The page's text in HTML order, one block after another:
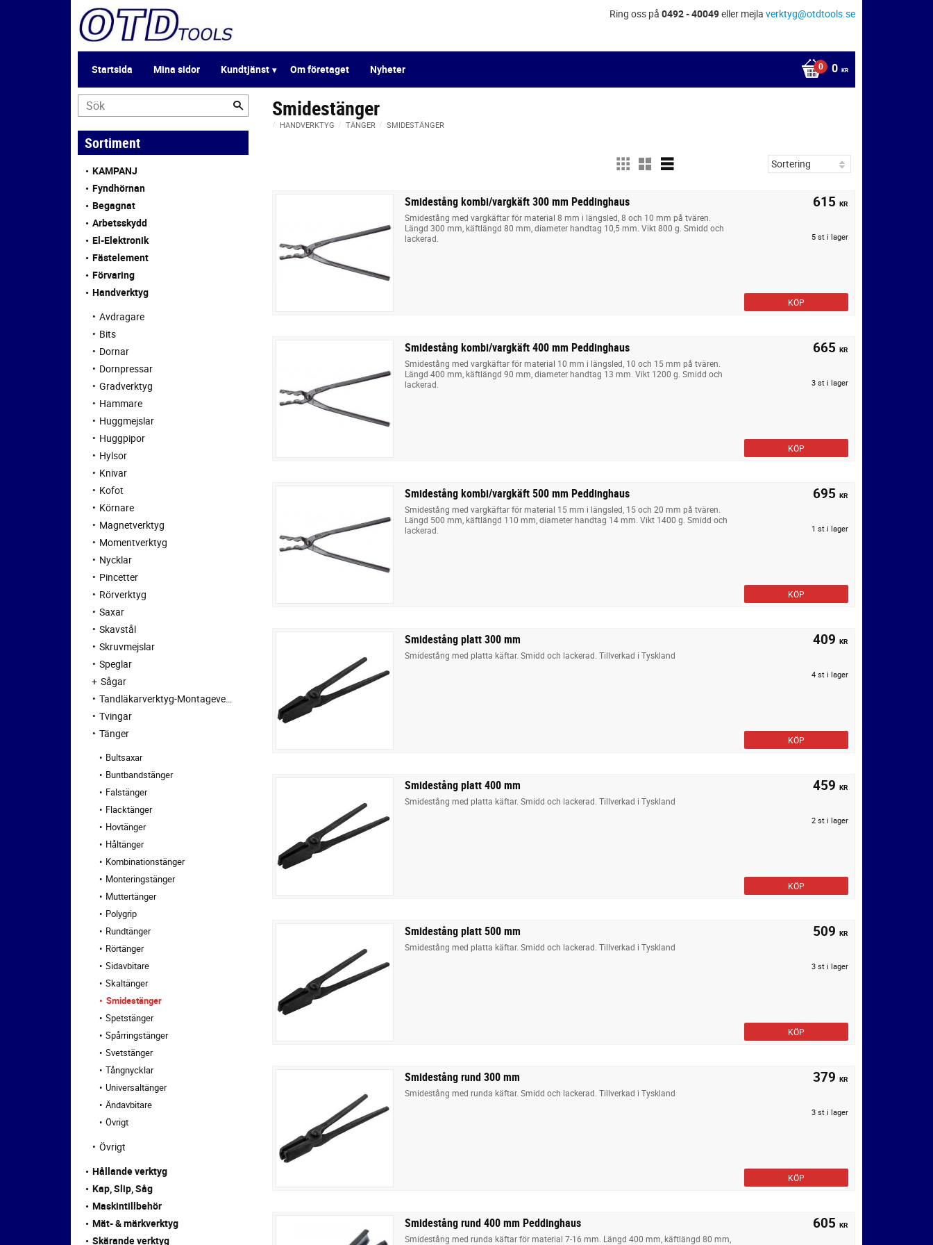
Ring oss på 0492 - 40049eller mejla verktyg@otdtools.se
Startsida Mina sidor Kundtjänst Om företaget Nyheter 0 KR
Smidestänger
HANDVERKTYG TÄNGER SMIDESTÄNGER
Smidestång kombi/vargkäft 300 mm Peddinghaus
Smidestång med vargkäftar för material 8 mm i längsled, 8 och 10 mm på tvären.
Längd 300 mm, käftlängd 80 mm, diameter handtag 10,5 mm. Vikt 800 g. Smidd och
lackerad.
615 KR
5 st i lager
KÖP
Smidestång kombi/vargkäft 400 mm Peddinghaus
Smidestång med vargkäftar för material 10 mm i längsled, 10 och 15 mm på tvären.
Längd 400 mm, käftlängd 90 mm, diameter handtag 13 mm. Vikt 1200 g. Smidd och
lackerad.
665 KR
3 st i lager
KÖP
Smidestång kombi/vargkäft 500 mm Peddinghaus
Smidestång med vargkäftar för material 15 mm i längsled, 15 och 20 mm på tvären.
Längd 500 mm, käftlängd 110 mm, diameter handtag 14 mm. Vikt 1400 g. Smidd och
lackerad.
695 KR
1 st i lager
KÖP
Smidestång platt 300 mm
Smidestång med platta käftar. Smidd och lackerad. Tillverkad i Tyskland
409 KR
4 st i lager
KÖP
Smidestång platt 400 mm
Smidestång med platta käftar. Smidd och lackerad. Tillverkad i Tyskland
459 KR
2 st i lager
KÖP
Smidestång platt 500 mm
Smidestång med platta käftar. Smidd och lackerad. Tillverkad i Tyskland
509 KR
3 st i lager
KÖP
Smidestång rund 300 mm
Smidestång med runda käftar. Smidd och lackerad. Tillverkad i Tyskland
379 KR
3 st i lager
KÖP
Smidestång rund 400 mm Peddinghaus
Smidestång med runda käftar för material 7-16 mm. Längd 400 mm, käftlängd 80 mm,
605 KR
Sortiment
KAMPANJ
Fyndhörnan
Begagnat
Arbetsskydd
El-Elektronik
Fästelement
Förvaring
Handverktyg
Avdragare
Bits
Dornar
Dornpressar
Gradverktyg
Hammare
Huggmejslar
Huggpipor
Hylsor
Knivar
Kofot
Körnare
Magnetverktyg
Momentverktyg
Nycklar
Pincetter
Rörverktyg
Saxar
Skavstål
Skruvmejslar
Speglar
Sågar
Tandläkarverktyg-Montageverktyg
Tvingar
Tänger
Bultsaxar
Buntbandstänger
Falstänger
Flacktänger
Hovtänger
Håltänger
Kombinationstänger
Monteringstänger
Muttertänger
Polygrip
Rundtänger
Rörtänger
Sidavbitare
Skaltänger
Smidestänger
Spetstänger
Spårringstänger
Svetstänger
Tångnycklar
Universaltänger
Ändavbitare
Övrigt
Övrigt
Hållande verktyg
Kap, Slip, Såg
Maskintillbehör
Mät- & märkverktyg
Skärande verktyg